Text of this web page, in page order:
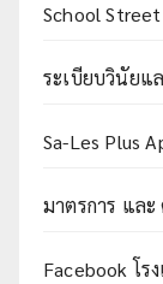
School
ระเบียบวินัย
Sa-Les Plus
มาตรการ แล
Facebook โร